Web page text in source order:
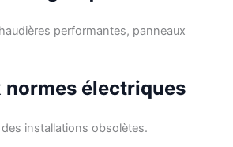
performantes, panneaux
normes électriques
installations obsolètes.